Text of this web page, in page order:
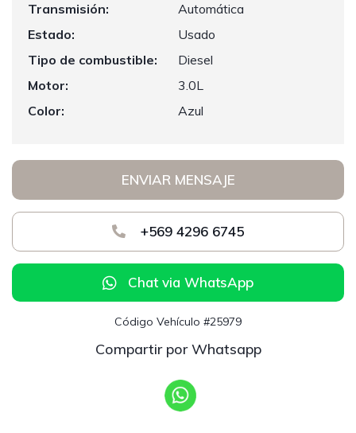
Transmisión:
Automática
Estado:
Usado
Tipo de combustible:
Diesel
Motor:
3.0L
Color:
Azul
ENVIAR MENSAJE
+569 4296 6745
Chat via WhatsApp
Código Vehículo #25979
Compartir por Whatsapp